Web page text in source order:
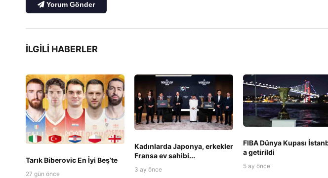
Yorum Gönder
İLGILI HABERLER
Tarık Biberovic En İyi Beş’te
27 gün önce
Kadınlarda Japonya, erkekler
Fransa ev sahibi...
3 ay önce
FIBA Dünya Kupası
a getirildi
5 ay önce